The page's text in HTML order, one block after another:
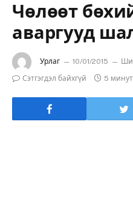
Чөлөөт
аваргууд
Урлаг 10/01/2015
Сэтгэгдэл байхгүй
5